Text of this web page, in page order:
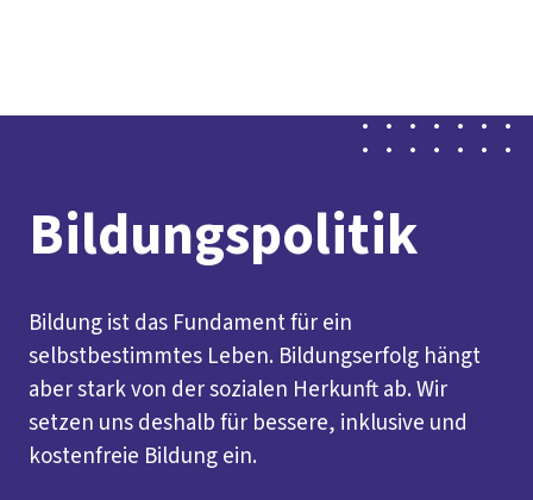
Mitmachen Politik
Bildungspolitik
Bildung ist das Fundament für ein
selbstbestimmtes Leben. Bildungserfolg hängt
aber stark von der sozialen Herkunft ab. Wir
setzen uns deshalb für bessere, inklusive und
kostenfreie Bildung ein.